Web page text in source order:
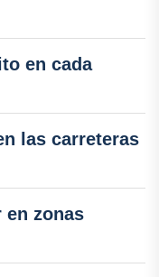
en cada
las carreteras
en zonas